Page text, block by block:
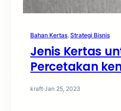
Bahan Kertas, Strategi Bisnis
Jenis Kertas
Percetakan
kraft·Jan 25, 2023